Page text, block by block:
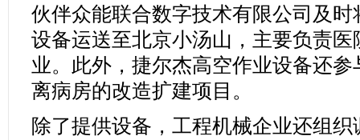
伙伴众能联合数字技术有限公司及
设备运送至北京小汤山，主要负责
业。此外，捷尔杰高空作业设备还
离病房的改造扩建项目。
除了提供设备，工程机械企业还组